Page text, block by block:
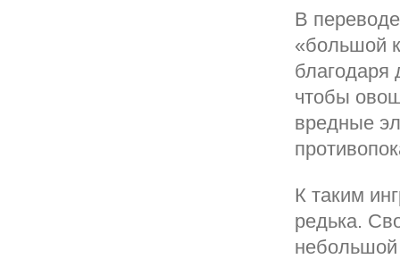
В переводе
«большой
чтобы
вредные
К таким
редька.
небольшой